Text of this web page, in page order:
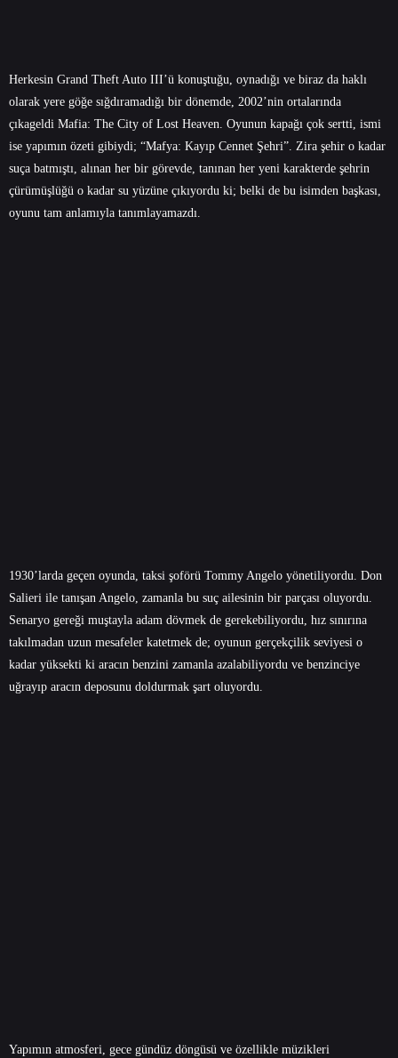
Herkesin Grand Theft Auto III’ü konuştuğu, oynadığı ve biraz da haklı
olarak yere göğe sığdıramadığı bir dönemde, 2002’nin ortalarında
çıkageldi Mafia: The City of Lost Heaven. Oyunun kapağı çok sertti, ismi
ise yapımın özeti gibiydi; “Mafya: Kayıp Cennet Şehri”. Zira şehir o kadar
suça batmıştı, alınan her bir görevde, tanınan her yeni karakterde şehrin
çürümüşlüğü o kadar su yüzüne çıkıyordu ki; belki de bu isimden başkası,
oyunu tam anlamıyla tanımlayamazdı.
1930’larda geçen oyunda, taksi şoförü Tommy Angelo yönetiliyordu. Don
Salieri ile tanışan Angelo, zamanla bu suç ailesinin bir parçası oluyordu.
Senaryo gereği muştayla adam dövmek de gerekebiliyordu, hız sınırına
takılmadan uzun mesafeler katetmek de; oyunun gerçekçilik seviyesi o
kadar yüksekti ki aracın benzini zamanla azalabiliyordu ve benzinciye
uğrayıp aracın deposunu doldurmak şart oluyordu.
Yapımın atmosferi, gece gündüz döngüsü ve özellikle müzikleri